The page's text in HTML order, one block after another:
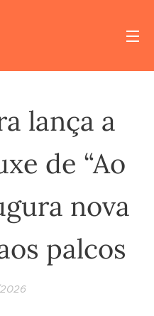
lança a
de “Ao
nova
palcos